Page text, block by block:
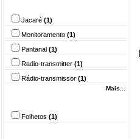
Jacaré (1)
Monitoramento (1)
Pantanal (1)
Radio-transmitter (1)
Rádio-transmissor (1)
Mais...
Folhetos (1)